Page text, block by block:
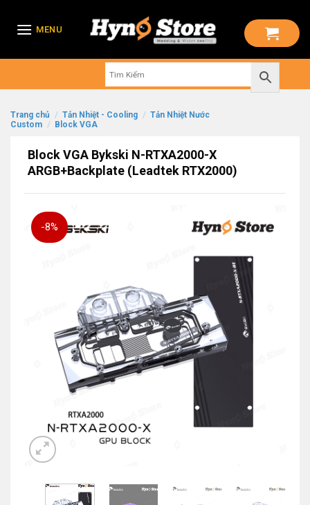
MENU
Trang chủ / Tản Nhiệt - Cooling / Tản Nhiệt Nước
Custom / Block VGA
Block VGA Bykski N-RTXA2000-X
ARGB+Backplate (Leadtek RTX2000)
-8%